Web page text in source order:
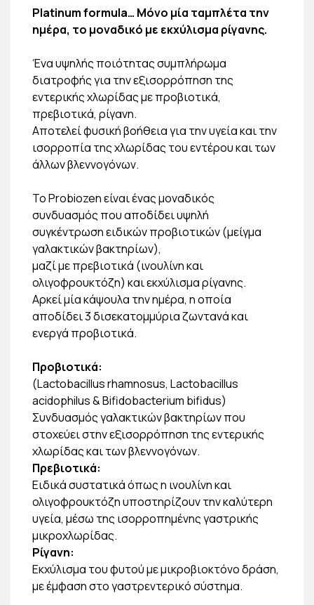
Platinum formula… Μόνο μία ταμπλέτα την
ημέρα, το μοναδικό με εκχύλισμα ρίγανης.
Ένα υψηλής ποιότητας συμπλήρωμα
διατροφής για την εξισορρόπηση της
εντερικής χλωρίδας με προβιοτικά,
πρεβιοτικά, ρίγανη.
Αποτελεί φυσική βοήθεια για την υγεία και την
ισορροπία της χλωρίδας του εντέρου και των
άλλων βλεννογόνων.
Το Probiozen είναι ένας μοναδικός
συνδυασμός που αποδίδει υψηλή
συγκέντρωση ειδικών προβιοτικών (μείγμα
γαλακτικών βακτηρίων),
μαζί με πρεβιοτικά (ινουλίνη και
ολιγοφρουκτόζη) και εκχύλισμα ρίγανης.
Αρκεί μία κάψουλα την ημέρα, η οποία
αποδίδει 3 δισεκατομμύρια ζωντανά και
ενεργά προβιοτικά.
Προβιοτικά:
(Lactobacillus rhamnosus, Lactobacillus
acidophilus & Bifidobacterium bifidus)
Συνδυασμός γαλακτικών βακτηρίων που
στοχεύει στην εξισορρόπηση της εντερικής
χλωρίδας και των βλεννογόνων.
Πρεβιοτικά:
Ειδικά συστατικά όπως η ινουλίνη και
ολιγοφρουκτόζη υποστηρίζουν την καλύτερη
υγεία, μέσω της ισορροπημένης γαστρικής
μικροχλωρίδας.
Ρίγανη:
Εκχύλισμα του φυτού με μικροβιοκτόνο δράση,
με έμφαση στο γαστρεντερικό σύστημα.